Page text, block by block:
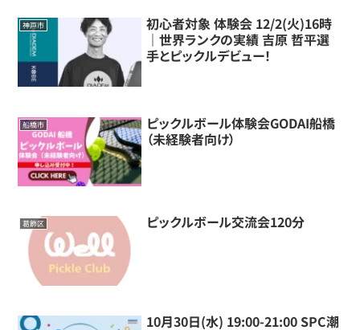
神戸市
初心者対象 体験会 12/2(火)16時
｜世界ランクの実績 吉原 哲平選
手とピックルデビュー！
船橋市
ピックルボール体験会GODAI船橋
（未経験者向け）
葛飾区 ピックルボール交流会120分
10月30日(水) 19:00-21:00 SPC潮